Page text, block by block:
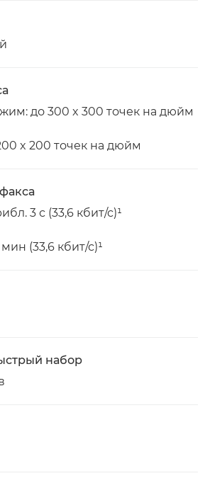
до 300 x 300 точек на дюйм
x 200 точек на дюйм
3 с (33,6 кбит/с)¹
(33,6 кбит/с)¹
набор